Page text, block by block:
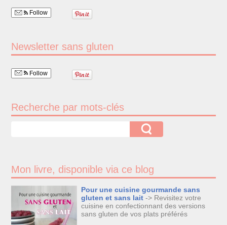
Follow
Newsletter sans gluten
Follow
Recherche par mots-clés
Mon livre, disponible via ce blog
Pour une cuisine gourmande sans
gluten et sans lait -> Revisitez votre
cuisine en confectionnant des versions
sans gluten de vos plats préférés